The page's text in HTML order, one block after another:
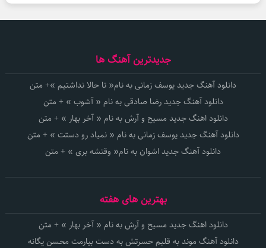
جدیدترین آهنگ ها
دانلود آهنگ جدید یوسف زمانی به نام« تا حالا نداشتیم »+ متن
دانلود آهنگ جدید رضا صادقی به نام « آشوب » + متن
دانلود اهنگ جدید مسیح و آرش به نام « آخر بهار » + متن
دانلود آهنگ جدید یوسف زمانی به نام « نمیاد رو دستت » + متن
دانلود آهنگ جدید اشوان به نام« وقتشه بری » + متن
بهترین های هفته
دانلود اهنگ جدید مسیح و آرش به نام « آخر بهار » + متن
دانلود آهنگ موند به قلبم حسرتش به دست بیارمت محسن یگانه